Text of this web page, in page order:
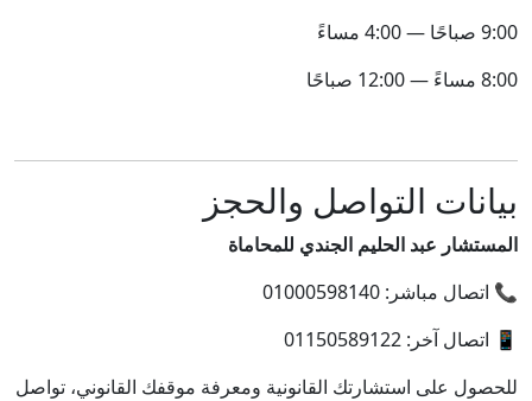
9:00 صباحًا — 4:00 مساءً
8:00 مساءً — 12:00 صباحًا
بيانات التواصل والحجز
المستشار عبد الحليم الجندي للمحاماة
📞 اتصال مباشر: 01000598140
📱 اتصال آخر: 01150589122
للحصول على استشارتك القانونية ومعرفة موقفك القانوني، تواصل